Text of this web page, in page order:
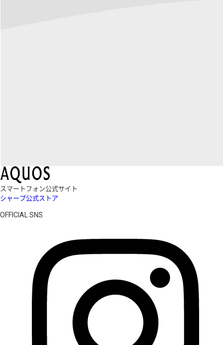
スマートフォン公式サイト
シャープ公式ストア
OFFICIAL SNS